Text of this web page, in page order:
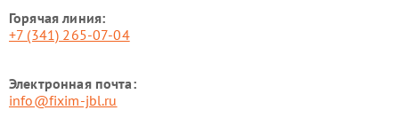
Горячая линия:
+7 (341) 265-07-04
Электронная почта:
info@fixim-jbl.ru